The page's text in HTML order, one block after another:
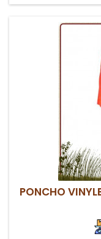
PONCHO